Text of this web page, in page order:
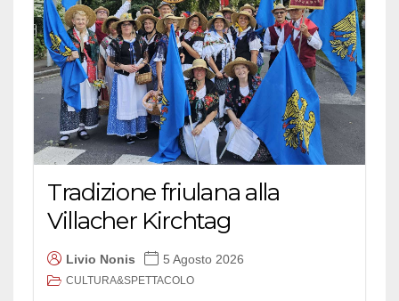
Tradizione friulana alla
Villacher Kirchtag
Livio Nonis 5 Agosto 2026
CULTURA&SPETTACOLO